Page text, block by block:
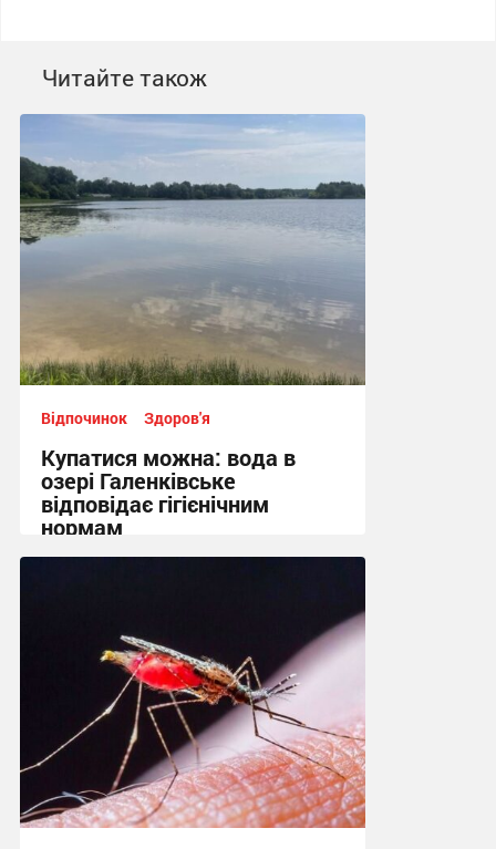
Читайте також
Відпочинок Здоров'я
Купатися можна: вода в
озері Галенківське
відповідає гігієнічним
нормам